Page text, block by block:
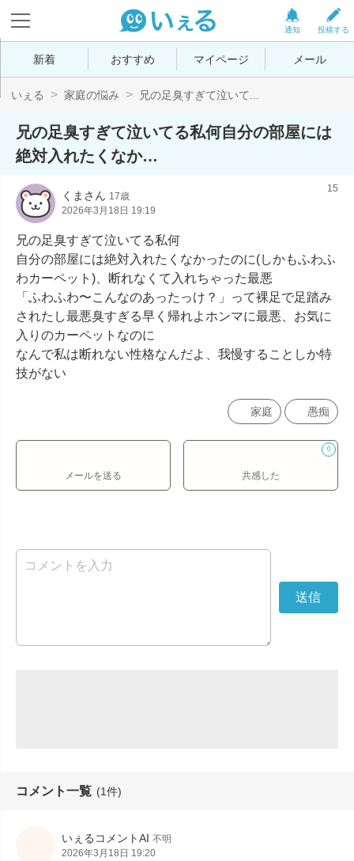
投稿する
通知
新着 おすすめ マイページ メール
いぇる 家庭の悩み 兄の足臭すぎて泣いて...
兄の足臭すぎて泣いてる私何自分の部屋には
絶対入れたくなか…
くまさん 17歳
2026年3月18日 19:19
15
兄の足臭すぎて泣いてる私何
自分の部屋には絶対入れたくなかったのに(しかもふわふ
わカーペット)、断れなくて入れちゃった最悪
「ふわふわ〜こんなのあったっけ？」って裸足で足踏み
されたし最悪臭すぎる早く帰れよホンマに最悪、お気に
入りのカーペットなのに
なんで私は断れない性格なんだよ、我慢することしか特
技がない
家庭 愚痴
メールを送る
0
共感した
コメント一覧 (1件)
いぇるコメントAI 不明
2026年3月18日 19:20